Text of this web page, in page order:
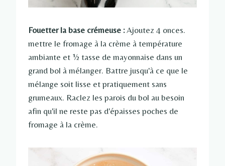
Fouetter la base crémeuse :Ajoutez 4 onces.
mettre le fromage à la crème à température
ambiante et ½ tasse de mayonnaise dans un
grand bol à mélanger. Battre jusqu'à ce que le
mélange soit lisse et pratiquement sans
grumeaux. Raclez les parois du bol au besoin
afin qu'il ne reste pas d'épaisses poches de
fromage à la crème.